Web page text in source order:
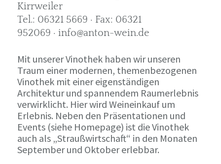
Kirrweiler
Tel.: 06321 5669 · Fax: 06321
952069 · info@anton-wein.de
Mit unserer Vinothek haben wir unseren
Traum einer modernen, themenbezogenen
Vinothek mit einer eigenständigen
Architektur und spannendem Raumerlebnis
verwirklicht. Hier wird Weineinkauf um
Erlebnis. Neben den Präsentationen und
Events (siehe Homepage) ist die Vinothek
auch als „Straußwirtschaft“ in den Monaten
September und Oktober erlebbar.